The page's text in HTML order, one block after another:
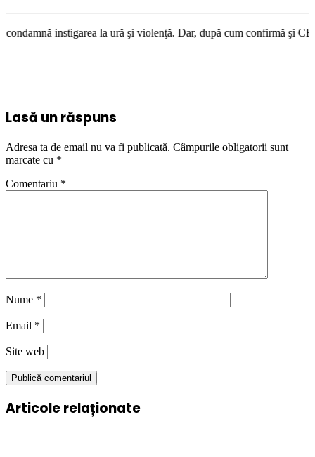
la ură şi violenţă. Dar, după cum confirmă şi CEDO în cazul
Lasă un răspuns
Adresa ta de email nu va fi publicată. Câmpurile obligatorii sunt
marcate cu *
Comentariu *
Nume *
Email *
Site web
Articole relaționate